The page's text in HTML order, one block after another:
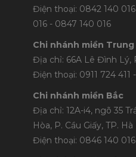
Điện thoại: 0842 140
016 - 0847 140 016
Chi nhánh miền Trung
Địa chỉ: 66A Lê Đình Lý,
Điện thoại: 0911 724 411
Chi nhánh miền Bắc
Địa chỉ: 12A-i4, ngõ 35
Hòa, P. Cầu Giấy, TP. Hà
Điện thoại: 0846 140 016